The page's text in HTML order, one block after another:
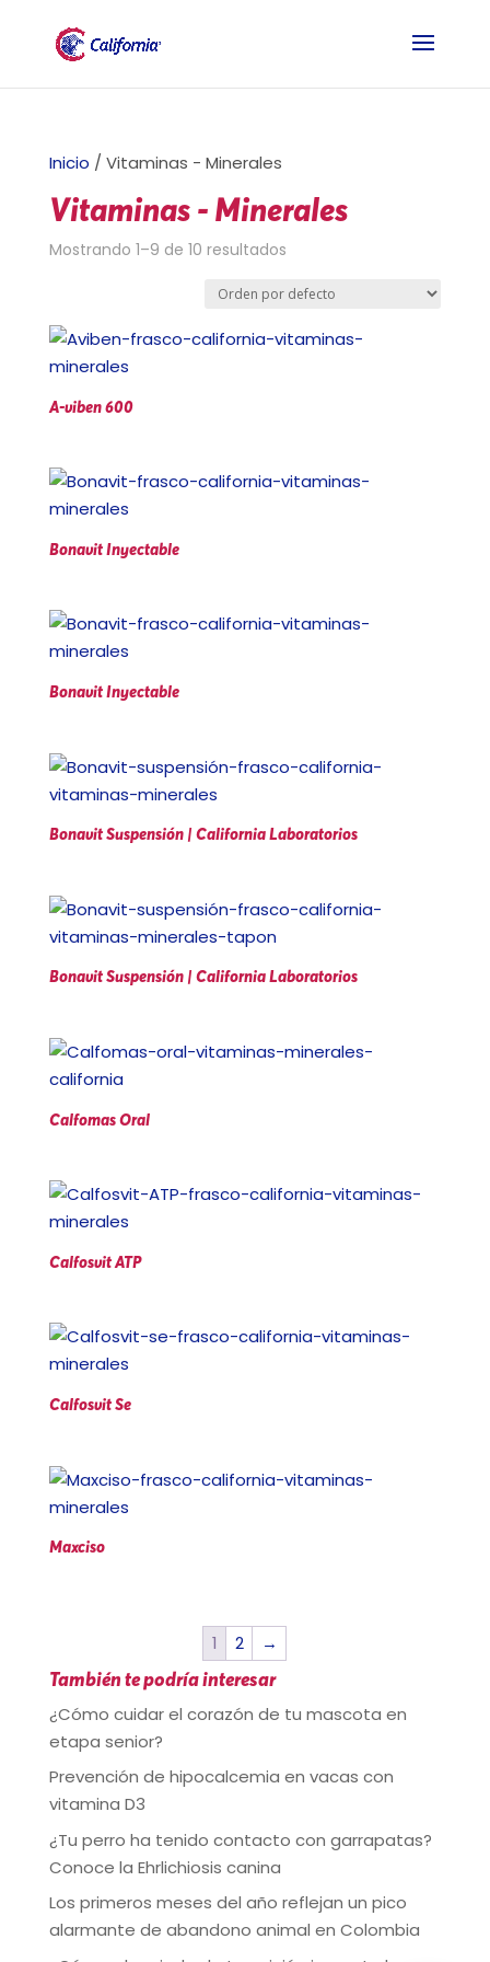
Inicio / Vitaminas - Minerales
Vitaminas - Minerales
Mostrando 1–9 de 10 resultados
A-viben 600
Bonavit Inyectable
Bonavit Inyectable
Bonavit Suspensión | California Laboratorios
Bonavit Suspensión | California Laboratorios
Calfomas Oral
Calfosvit ATP
Calfosvit Se
Maxciso
1 2
→
También te podría interesar
¿Cómo cuidar el corazón de tu mascota en
etapa senior?
Prevención de hipocalcemia en vacas con
vitamina D3
¿Tu perro ha tenido contacto con garrapatas?
Conoce la Ehrlichiosis canina
Los primeros meses del año reflejan un pico
alarmante de abandono animal en Colombia